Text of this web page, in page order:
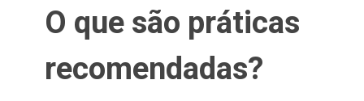
O que são práticas
recomendadas?